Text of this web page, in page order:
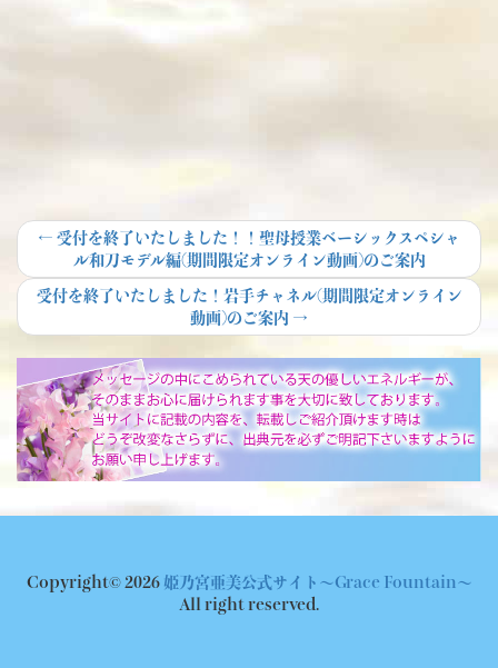
投
稿
ナ
ビ
ゲ
ー
シ
← Previous
post:
受付を終了いたしました！！聖母授業ベーシックスペシャ
ル和刀モデル編(期間限定オンライン動画)のご案内
Next
受付を終了いたしました！岩手チャネル(期間限定オンライン
動画)のご案内 →
Copyright© 2026 姫乃宮亜美公式サイト～Grace Fountain～
All right reserved.